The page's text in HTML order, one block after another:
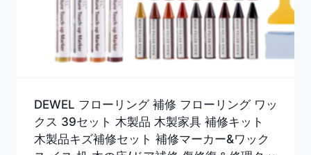
DEWEL フローリング 補修 フローリング ワッ
クス 39セット 木製品 木製家具 補修キット
木製品キズ補修セット 補修マーカー&ワック